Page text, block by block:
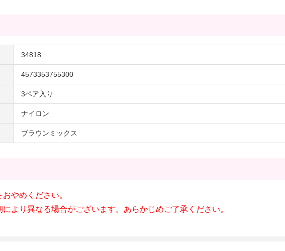
34818
4573353755300
3ペア入り
ナイロン
ブラウンミックス
やめください。
より異なる場合がございます。あらかじめご了承ください。